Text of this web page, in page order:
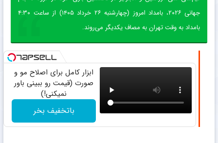
جهانی ۲۰۲۶، بامداد امروز (چهارشنبه ۲۶ خرداد ۱۴۰۵) از ساعت ۴:۳۰
بامداد به وقت تهران به مصاف یکدیگر می‌روند.
ابزار کامل برای اصلاح مو و
صورت (قیمت رو ببینی باور
نمیکنی!)
باتخفیف بخر